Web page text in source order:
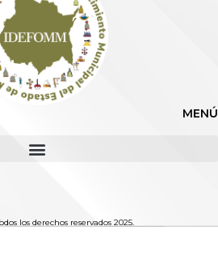
MENÚ
los derechos reservados 2025.